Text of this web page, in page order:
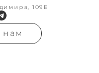
109Е
нам